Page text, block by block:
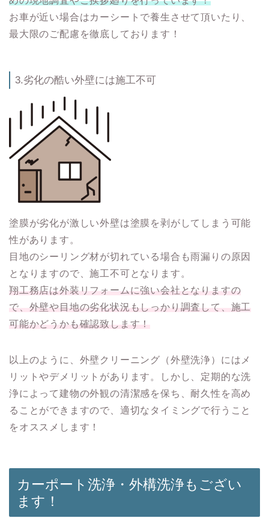
お車が近い場合はカーシートで養生させて頂いたり、
最大限のご配慮を徹底しております！
3.劣化の酷い外壁には施工不可
塗膜が劣化が激しい外壁は塗膜を剥がしてしまう可能
性があります。
目地のシーリング材が切れている場合も雨漏りの原因
となりますので、施工不可となります。
翔工務店は外装リフォームに強い会社となりますの
で、外壁や目地の劣化状況もしっかり調査して、施工
可能かどうかも確認致します！
以上のように、外壁クリーニング（外壁洗浄）にはメ
リットやデメリットがあります。しかし、定期的な洗
浄によって建物の外観の清潔感を保ち、耐久性を高め
ることができますので、適切なタイミングで行うこと
をオススメします！
カーポート洗浄・外構洗浄もござい
ます！